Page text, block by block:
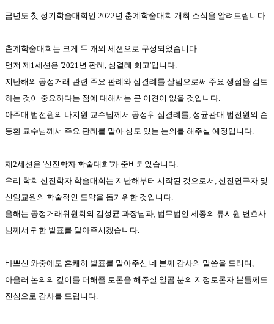
금년도 첫 정기학술대회인 2022년 춘계학술대회 개최 소식을 알려드립니다.
춘계학술대회는 크게 두 개의 세션으로 구성되었습니다.
먼저 제1세션은 '2021년 판례, 심결례 회고'입니다.
지난해의 공정거래 관련 주요 판례와 심결례를 살핌으로써 주요 쟁점을 검토
하는 것이 중요하다는 점에 대해서는 큰 이견이 없을 것입니다.
아주대 법전원의 나지원 교수님께서 공정위 심결례를, 성균관대 법전원의 손
동환 교수님께서 주요 판례를 맡아 심도 있는 논의를 해주실 예정입니다.
제2세션은 '신진학자 학술대회'가 준비되었습니다.
우리 학회 신진학자 학술대회는 지난해부터 시작된 것으로서, 신진연구자 및
신임교원의 학술적인 도약을 돕기위한 것입니다.
올해는 공정거래위원회의 김성균 과장님과, 법무법인 세종의 류시원 변호사
님께서 귀한 발표를 맡아주시겠습니다.
바쁘신 와중에도 흔쾌히 발표를 맡아주신 네 분께 감사의 말씀을 드리며,
아울러 논의의 깊이를 더해줄 토론을 해주실 일곱 분의 지정토론자 분들께도
진심으로 감사를 드립니다.